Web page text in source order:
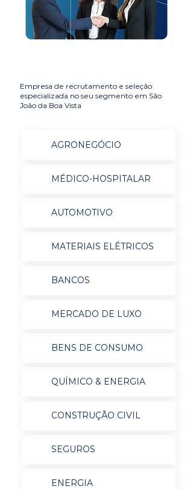
Empresa de recrutamento e seleção
especializada no seu segmento em São
João da Boa Vista
AGRONEGÓCIO
MÉDICO-HOSPITALAR
AUTOMOTIVO
MATERIAIS ELÉTRICOS
BANCOS
MERCADO DE LUXO
BENS DE CONSUMO
QUÍMICO & ENERGIA
CONSTRUÇÃO CIVIL
SEGUROS
ENERGIA